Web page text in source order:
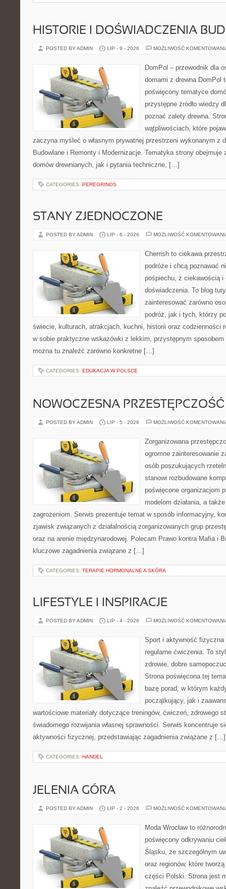
HISTORIE I DOŚWIADCZENIA
POSTED BY ADMIN LIP - 9 - 2026 MOŻLIWOŚĆ
DomPol – przewodnik dla
domami z drewna DomPol
poświęcony tematyce
przystępne źródło wiedzy
poznać zalety drewna.
wątpliwościach, które
zaczyna myśleć o własnym prywatnej przestrzeni wykonanym z
Budowlane i Remonty i Modernizacje. Tematyka strony obejmuje
domów drewnianych, jak i pytania techniczne, […]
CATEGORIES: PEREGRINOS
STANY ZJEDNOCZONE
POSTED BY ADMIN LIP - 6 - 2026 MOŻLIWOŚĆ
Cherrish to ciekawa
podróże i chcą poznawać
pośpiechu, z ciekawością i
doświadczenia. To blog
zainteresować zarówno
podróż, jak i tych, którzy
świecie, kulturach, atrakcjach, kuchni, historii oraz codzienności
w sobie praktyczne wskazówki z lekkim, przystępnym
można tu znaleźć zarówno konkretne […]
CATEGORIES: EDUKACJA W POLSCE
NOWOCZESNA PRZESTĘPCZOŚĆ
POSTED BY ADMIN LIP - 5 - 2026 MOŻLIWOŚĆ
Zorganizowana
ogromne zainteresowanie
osób poszukujących
stanowi rozbudowane
poświęcone organizacjom
modelom działania, a
zagrożeniom. Serwis prezentuje temat w sposób informacyjny,
zjawisk związanych z działalnością zorganizowanych grup
oraz na arenie międzynarodowej. Polecam Prawo kontra Mafia i
kluczowe zagadnienia związane z […]
CATEGORIES: TERAPIE HORMONALNE A SKÓRA
LIFESTYLE I INSPIRACJE
POSTED BY ADMIN LIP - 4 - 2026 MOŻLIWOŚĆ
Sport i aktywność
regularne ćwiczenia. To
zdrowie, dobre
Strona poświęcona tej
bazę porad, w którym
początkujący, jak i
wartościowe materiały dotyczące treningów, ćwiczeń, zdrowego
świadomego rozwijania własnej sprawności. Serwis koncentruje
aktywności fizycznej, przedstawiając zagadnienia związane z […]
CATEGORIES: HANDEL
JELENIA GÓRA
POSTED BY ADMIN LIP - 2 - 2026 MOŻLIWOŚĆ
Moda Wrocław to
poświęcony odkrywaniu
Śląsku, ze szczególnym
oraz regionów, które
części Polski. Strona jest